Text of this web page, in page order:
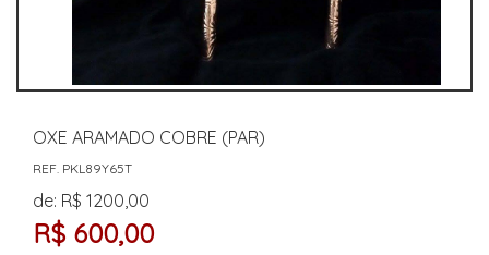
OXE ARAMADO COBRE (PAR)
REF. PKL89Y65T
de: R$ 1200,00
R$ 600,00